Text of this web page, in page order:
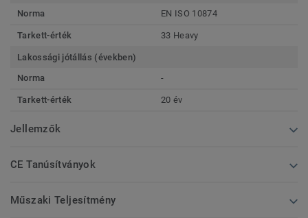
Norma
EN ISO 10874
Tarkett-érték 33 Heavy
Lakossági jótállás (években)
Norma
-
Tarkett-érték 20 év
Jellemzők
CE Tanúsítványok
Műszaki Teljesítmény